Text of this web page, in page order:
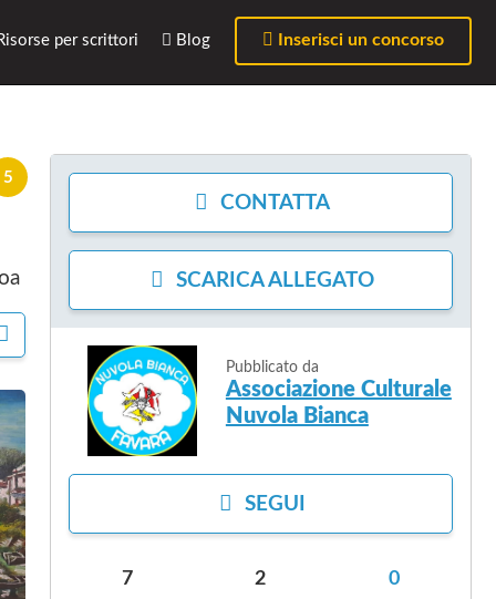
per scrittori Blog Inserisci un concorso
5
O
D
V
I
D
I
CONTATTA
SCARICAALLEGATO
Pubblicato da
Associazione Culturale
Nuvola Bianca
SEGUI
7 2 0